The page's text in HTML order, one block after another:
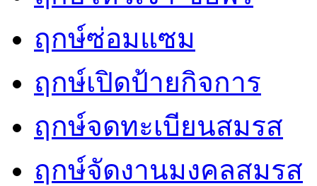
ฤกษ์ซ่อมแซม
ฤกษ์เปิดป้ายกิจการ
ฤกษ์จดทะเบียนสมรส
ฤกษ์จัดงานมงคลสมรส